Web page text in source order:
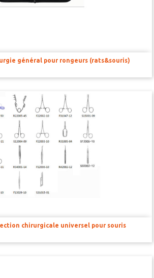
général pour rongeurs (rats&souris)
chirurgicale universel pour souris